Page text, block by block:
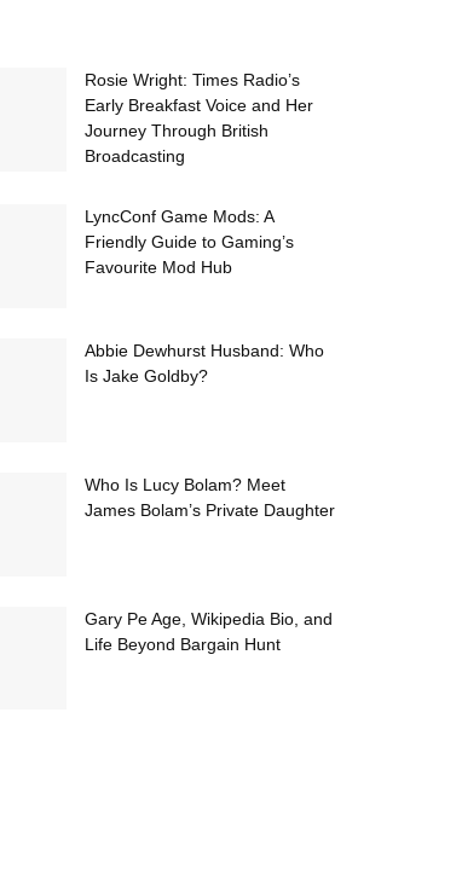
Rosie Wright: Times Radio’s
Early Breakfast Voice and Her
Journey Through British
Broadcasting
LyncConf Game Mods: A
Friendly Guide to Gaming’s
Favourite Mod Hub
Abbie Dewhurst Husband: Who
Is Jake Goldby?
Who Is Lucy Bolam? Meet
James Bolam’s Private Daughter
Gary Pe Age, Wikipedia Bio, and
Life Beyond Bargain Hunt